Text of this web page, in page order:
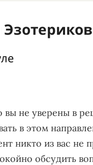
вы не уверены в
в этом
никто из вас не
обсудить